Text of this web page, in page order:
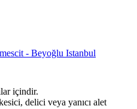
- Beyoğlu Istanbul
içindir.
delici veya yanıcı alet